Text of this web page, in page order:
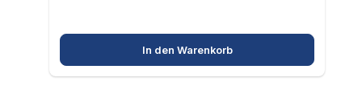
In den Warenkorb